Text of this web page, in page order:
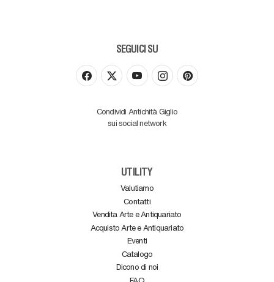
SEGUICI SU
Condividi Antichità Giglio
sui social network
UTILITY
Valutiamo
Contatti
Vendita Arte e Antiquariato
Acquisto Arte e Antiquariato
Eventi
Catalogo
Dicono di noi
FAQ